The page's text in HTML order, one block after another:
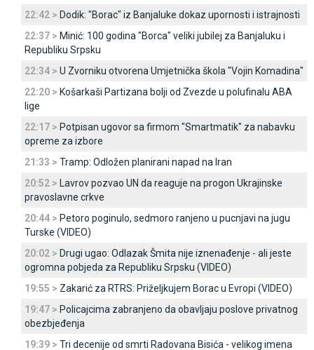
22:42 > Dodik: "Borac" iz Banjaluke dokaz upornosti i istrajnosti
22:37 > Minić: 100 godina "Borca" veliki jubilej za Banjaluku i
Republiku Srpsku
22:34 > U Zvorniku otvorena Umjetnička škola "Vojin Komadina"
22:20 > Košarkaši Partizana bolji od Zvezde u polufinalu ABA
lige
22:17 > Potpisan ugovor sa firmom "Smartmatik" za nabavku
opreme za izbore
21:33 > Tramp: Odložen planirani napad na Iran
20:52 > Lavrov pozvao UN da reaguje na progon Ukrajinske
pravoslavne crkve
20:44 > Petoro poginulo, sedmoro ranjeno u pucnjavi na jugu
Turske (VIDEO)
20:02 > Drugi ugao: Odlazak Šmita nije iznenađenje - ali jeste
ogromna pobjeda za Republiku Srpsku (VIDEO)
19:55 > Zakarić za RTRS: Priželjkujem Borac u Evropi (VIDEO)
19:47 > Policajcima zabranjeno da obavljaju poslove privatnog
obezbjeđenja
19:39 > Tri decenije od smrti Radovana Bisića - velikog imena